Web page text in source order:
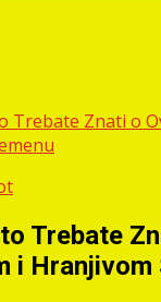
Trebate Znati o
Trebate
i Hranjivom